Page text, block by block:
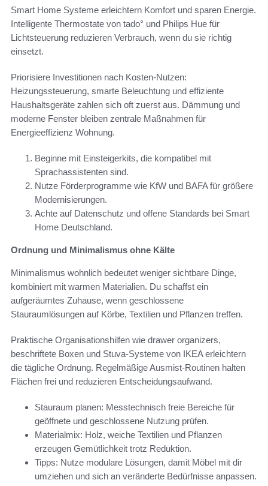
Smart Home Systeme erleichtern Komfort und sparen Energie.
Intelligente Thermostate von tado° und Philips Hue für
Lichtsteuerung reduzieren Verbrauch, wenn du sie richtig
einsetzt.
Priorisiere Investitionen nach Kosten-Nutzen:
Heizungssteuerung, smarte Beleuchtung und effiziente
Haushaltsgeräte zahlen sich oft zuerst aus. Dämmung und
moderne Fenster bleiben zentrale Maßnahmen für
Energieeffizienz Wohnung.
Beginne mit Einsteigerkits, die kompatibel mit
Sprachassistenten sind.
Nutze Förderprogramme wie KfW und BAFA für größere
Modernisierungen.
Achte auf Datenschutz und offene Standards bei Smart
Home Deutschland.
Ordnung und Minimalismus ohne Kälte
Minimalismus wohnlich bedeutet weniger sichtbare Dinge,
kombiniert mit warmen Materialien. Du schaffst ein
aufgeräumtes Zuhause, wenn geschlossene
Stauraumlösungen auf Körbe, Textilien und Pflanzen treffen.
Praktische Organisationshilfen wie drawer organizers,
beschriftete Boxen und Stuva-Systeme von IKEA erleichtern
die tägliche Ordnung. Regelmäßige Ausmist-Routinen halten
Flächen frei und reduzieren Entscheidungsaufwand.
Stauraum planen: Messtechnisch freie Bereiche für
geöffnete und geschlossene Nutzung prüfen.
Materialmix: Holz, weiche Textilien und Pflanzen
erzeugen Gemütlichkeit trotz Reduktion.
Tipps: Nutze modulare Lösungen, damit Möbel mit dir
umziehen und sich an veränderte Bedürfnisse anpassen.